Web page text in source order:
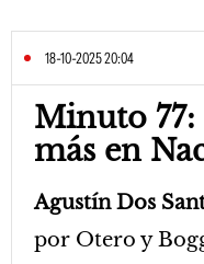
18-10-2025 20:04
Minuto 77:
más en
Agustín Dos
por Otero y